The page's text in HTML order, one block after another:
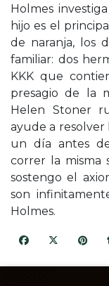
Holmes
hijo es el
de naranja, los
familiar: dos
KKK que
presagio de la
Helen Stoner
ayude a
un día antes
correr la misma
sostengo el
son
Holmes.